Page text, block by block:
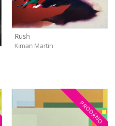
Rush
Kiman Martin
PRODÁNO